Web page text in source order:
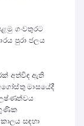
ගංවතුරට
පුරා ජලය
අත්විඳ ඇති
මාසයේදී
උෂ්ණත්වය
සඳහා